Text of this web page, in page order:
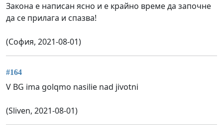
Закона е написан ясно и е крайно време да започне
да се прилага и спазва!
(София, 2021-08-01)
#164
V BG ima golqmo nasilie nad jivotni
(Sliven, 2021-08-01)